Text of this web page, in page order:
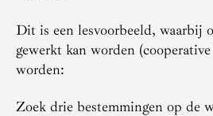
Dit is een lesvoorbeeld, waarbij
gewerkt kan worden
worden:
Zoek drie bestemmingen op de